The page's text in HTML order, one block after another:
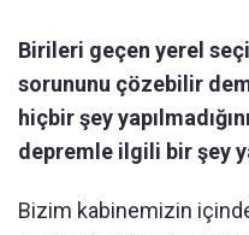
Birileri geçen yerel
sorununu çözebilir
hiçbir şey
depremle ilgili bir şey
Bizim kabinemizin